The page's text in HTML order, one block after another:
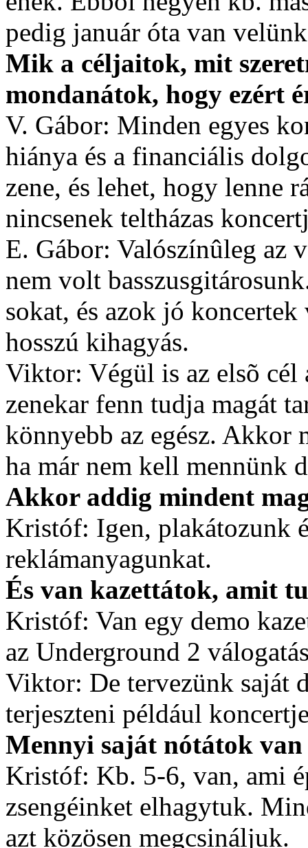
pedig január óta van
Mik a céljaitok, mit
mondanátok, hogy ezért
V. Gábor: Minden egyes
hiánya és a financiális
zene, és lehet, hogy lenne
nincsenek teltházas
E. Gábor: Valószínûleg az
nem volt
sokat, és azok jó
hosszú kihagyás.
Viktor: Végül is az elsõ cél
zenekar fenn tudja magát
könnyebb az egész.
ha már nem kell mennünk
Akkor addig mindent
Kristóf: Igen, plakátozunk
reklámanyagunkat.
És van kazettátok, amit
Kristóf: Van egy demo
az Underground 2
Viktor: De tervezünk saját
terjeszteni például
Mennyi saját nótátok
Kristóf: Kb. 5-6, van, ami
zsengéinket elhagytuk.
azt közösen megcsináljuk.